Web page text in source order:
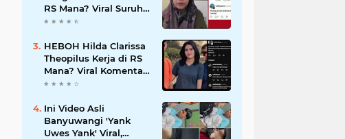
RS Mana? Viral Suruh
Pasien BPJS Potong
Ruangan
HEBOH Hilda Clarissa
Theopilus Kerja di RS
Mana? Viral Komentar
'Puas' terkait
BPJS
Ini Video Asli
Banyuwangi 'Yank
Uwes Yank' Viral,